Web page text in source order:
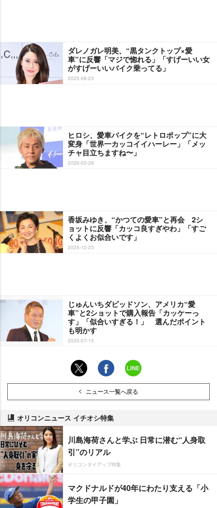
ダレノガレ明美、“黒タンクトップ×愛
車”に反響「マジで惚れる」「すげーいい女
がすげーいいバイク乗ってる」
2025-08-23
ヒロシ、愛車バイクを“レトロポップ”に大
変身「世界一カッコイイハーレー」「メッ
チャ目立ちますね〜」
2026-03-28
香坂みゆき、“かつての愛車”と再会 2シ
ョットに反響「カッコ良すぎやわ」「すご
くよくお似合いです」
2025-12-23
じゅんいちダビッドソン、アメリカ“愛
車”と2ショットで購入報告「カッケーっ
す」「似合いすぎる！」 選んだポイント
も明かす
2025-07-15
ニュース一覧へ戻る
オリコンニュース イチオシ特集
川島海荷さんと学ぶ 日常に潜む“人身取
引”のリアル
オリコンタイアップ特集
マクドナルドが40年にわたり支える「小
学生の甲子園」